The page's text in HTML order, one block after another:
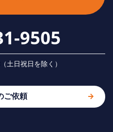
9505
⼟⽇祝⽇を除く）
ご依頼